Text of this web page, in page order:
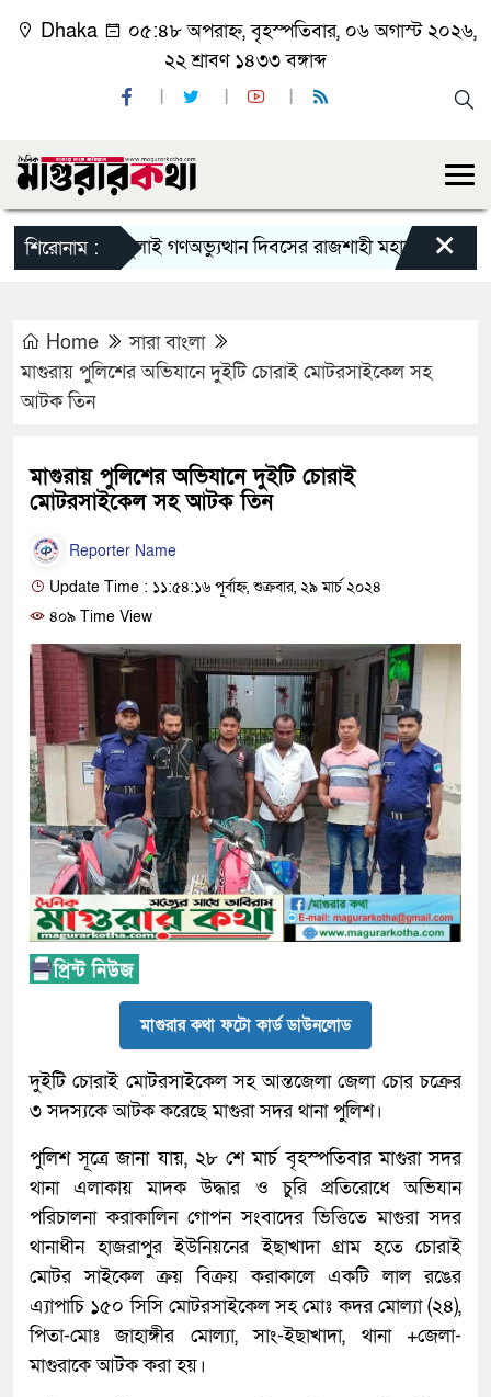
Dhaka
০৫:৪৮ অপরাহ্ন, বৃহস্পতিবার, ০৬ অগাস্ট ২০২৬,
২২ শ্রাবণ ১৪৩৩ বঙ্গাব্দ
শিরোনাম :জুলাই গণঅভ্যুত্থান দিবসের রাজশাহী মহানগর বিএনপির
×
Home
সারা বাংলা
মাগুরায় পুলিশের অভিযানে দুইটি চোরাই মোটরসাইকেল সহ
আটক তিন
মাগুরায় পুলিশের অভিযানে দুইটি চোরাই
মোটরসাইকেল সহ আটক তিন
Reporter Name
Update Time : ১১:৫৪:১৬ পূর্বাহ্ন, শুক্রবার, ২৯ মার্চ ২০২৪
৪০৯ Time View
মাগুরার কথা ফটো কার্ড ডাউনলোড
দুইটি চোরাই মোটরসাইকেল সহ আন্তজেলা জেলা চোর চক্রের
৩ সদস্যকে আটক করেছে মাগুরা সদর থানা পুলিশ।
পুলিশ সূত্রে জানা যায়, ২৮ শে মার্চ বৃহস্পতিবার মাগুরা সদর
থানা এলাকায় মাদক উদ্ধার ও চুরি প্রতিরোধে অভিযান
পরিচালনা করাকালিন গোপন সংবাদের ভিত্তিতে মাগুরা সদর
থানাধীন হাজরাপুর ইউনিয়নের ইছাখাদা গ্রাম হতে চোরাই
মোটর সাইকেল ক্রয় বিক্রয় করাকালে একটি লাল রঙের
এ্যাপাচি ১৫০ সিসি মোটরসাইকেল সহ মোঃ কদর মোল্যা (২৪),
পিতা-মোঃ জাহাঙ্গীর মোল্যা, সাং-ইছাখাদা, থানা +জেলা-
মাগুরাকে আটক করা হয়।